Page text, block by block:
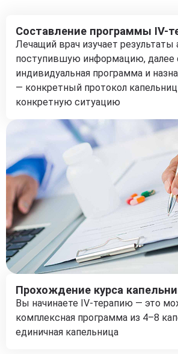
Составление программы IV-
Лечащий врач изучает
поступившую информацию, далее
индивидуальная программа и
— конкретный протокол
конкретную ситуацию
Прохождение курса
Вы начинаете IV-терапию — это
комплексная программа из 4–8
единичная капельница